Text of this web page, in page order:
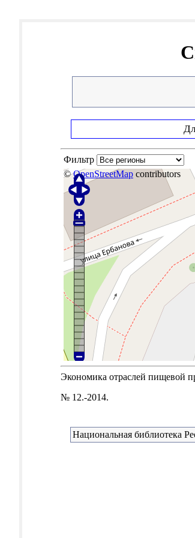
Фильтр
©OpenStreetMap contributors
Экономика отраслей пищевой
№ 12.-2014.
Национальная библиотека